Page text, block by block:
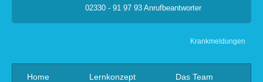
02330 - 91 97 93 Anrufbeantworter
Krankmeldungen
Home Lernkonzept Das Team